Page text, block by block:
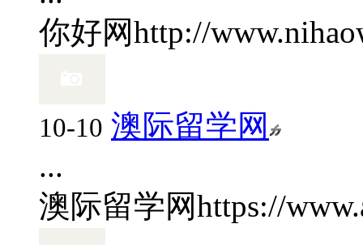
你好网http://
10-10 澳际留学网
...
澳际留学网https://